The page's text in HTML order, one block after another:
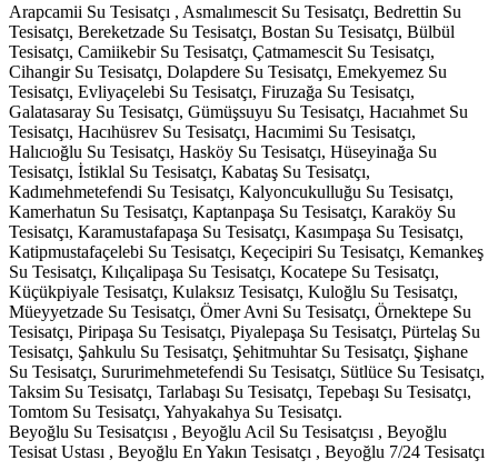
Arapcamii Su Tesisatçı , Asmalımescit Su Tesisatçı, Bedrettin Su
Tesisatçı, Bereketzade Su Tesisatçı, Bostan Su Tesisatçı, Bülbül
Tesisatçı, Camiikebir Su Tesisatçı, Çatmamescit Su Tesisatçı,
Cihangir Su Tesisatçı, Dolapdere Su Tesisatçı, Emekyemez Su
Tesisatçı, Evliyaçelebi Su Tesisatçı, Firuzağa Su Tesisatçı,
Galatasaray Su Tesisatçı, Gümüşsuyu Su Tesisatçı, Hacıahmet Su
Tesisatçı, Hacıhüsrev Su Tesisatçı, Hacımimi Su Tesisatçı,
Halıcıoğlu Su Tesisatçı, Hasköy Su Tesisatçı, Hüseyinağa Su
Tesisatçı, İstiklal Su Tesisatçı, Kabataş Su Tesisatçı,
Kadımehmetefendi Su Tesisatçı, Kalyoncukulluğu Su Tesisatçı,
Kamerhatun Su Tesisatçı, Kaptanpaşa Su Tesisatçı, Karaköy Su
Tesisatçı, Karamustafapaşa Su Tesisatçı, Kasımpaşa Su Tesisatçı,
Katipmustafaçelebi Su Tesisatçı, Keçecipiri Su Tesisatçı, Kemankeş
Su Tesisatçı, Kılıçalipaşa Su Tesisatçı, Kocatepe Su Tesisatçı,
Küçükpiyale Tesisatçı, Kulaksız Tesisatçı, Kuloğlu Su Tesisatçı,
Müeyyetzade Su Tesisatçı, Ömer Avni Su Tesisatçı, Örnektepe Su
Tesisatçı, Piripaşa Su Tesisatçı, Piyalepaşa Su Tesisatçı, Pürtelaş Su
Tesisatçı, Şahkulu Su Tesisatçı, Şehitmuhtar Su Tesisatçı, Şişhane
Su Tesisatçı, Sururimehmetefendi Su Tesisatçı, Sütlüce Su Tesisatçı,
Taksim Su Tesisatçı, Tarlabaşı Su Tesisatçı, Tepebaşı Su Tesisatçı,
Tomtom Su Tesisatçı, Yahyakahya Su Tesisatçı.
Beyoğlu Su Tesisatçısı , Beyoğlu Acil Su Tesisatçısı , Beyoğlu
Tesisat Ustası , Beyoğlu En Yakın Tesisatçı , Beyoğlu 7/24 Tesisatçı